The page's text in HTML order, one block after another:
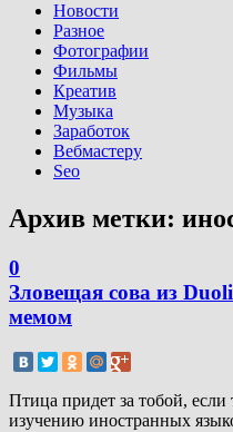
Новости
Разное
Фотографии
Фильмы
Креатив
Музыка
Заработок
Вебмастеру
Seo
Архив метки:
0
Зловещая сова из
мемом
Птица придет за тобой,
изучению иностранных